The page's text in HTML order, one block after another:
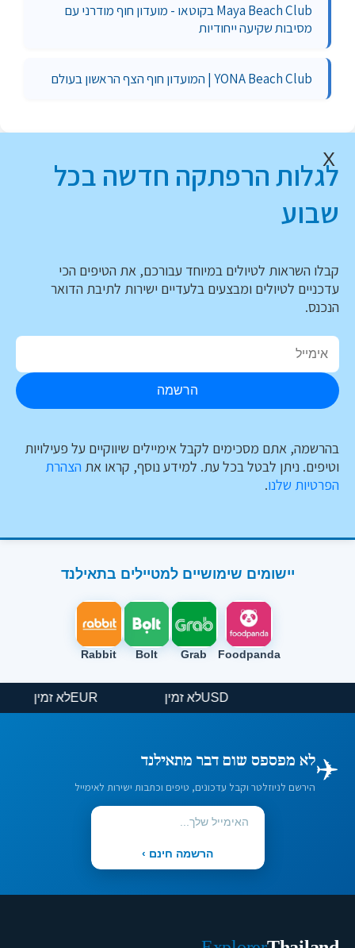
Maya Beach Club בקוטאו - מועדון חוף מודרני עם
מסיבות שקיעה ייחודיות
YONA Beach Club | המועדון חוף הצף הראשון בעולם
X
לגלות הרפתקה חדשה בכל
שבוע
קבלו השראות לטיולים במיוחד עבורכם, את הטיפים הכי
עדכניים לטיולים ומבצעים בלעדיים ישירות לתיבת הדואר
הנכנס.
הרשמה
בהרשמה, אתם מסכימים לקבל אימיילים שיווקיים על פעילויות
וטיפים. ניתן לבטל בכל עת. למידע נוסף, קראו את הצהרת
הפרטיות שלנו.
יישומים שימושיים למטיילים בתאילנד
Foodpanda
Grab
Bolt
Rabbit
USDלא זמין EURלא זמין
✈️לא מפספס שום דבר מתאילנד
הירשם לניוזלטר וקבל עדכונים, טיפים וכתבות ישירות לאימייל
הרשמה חינם ›